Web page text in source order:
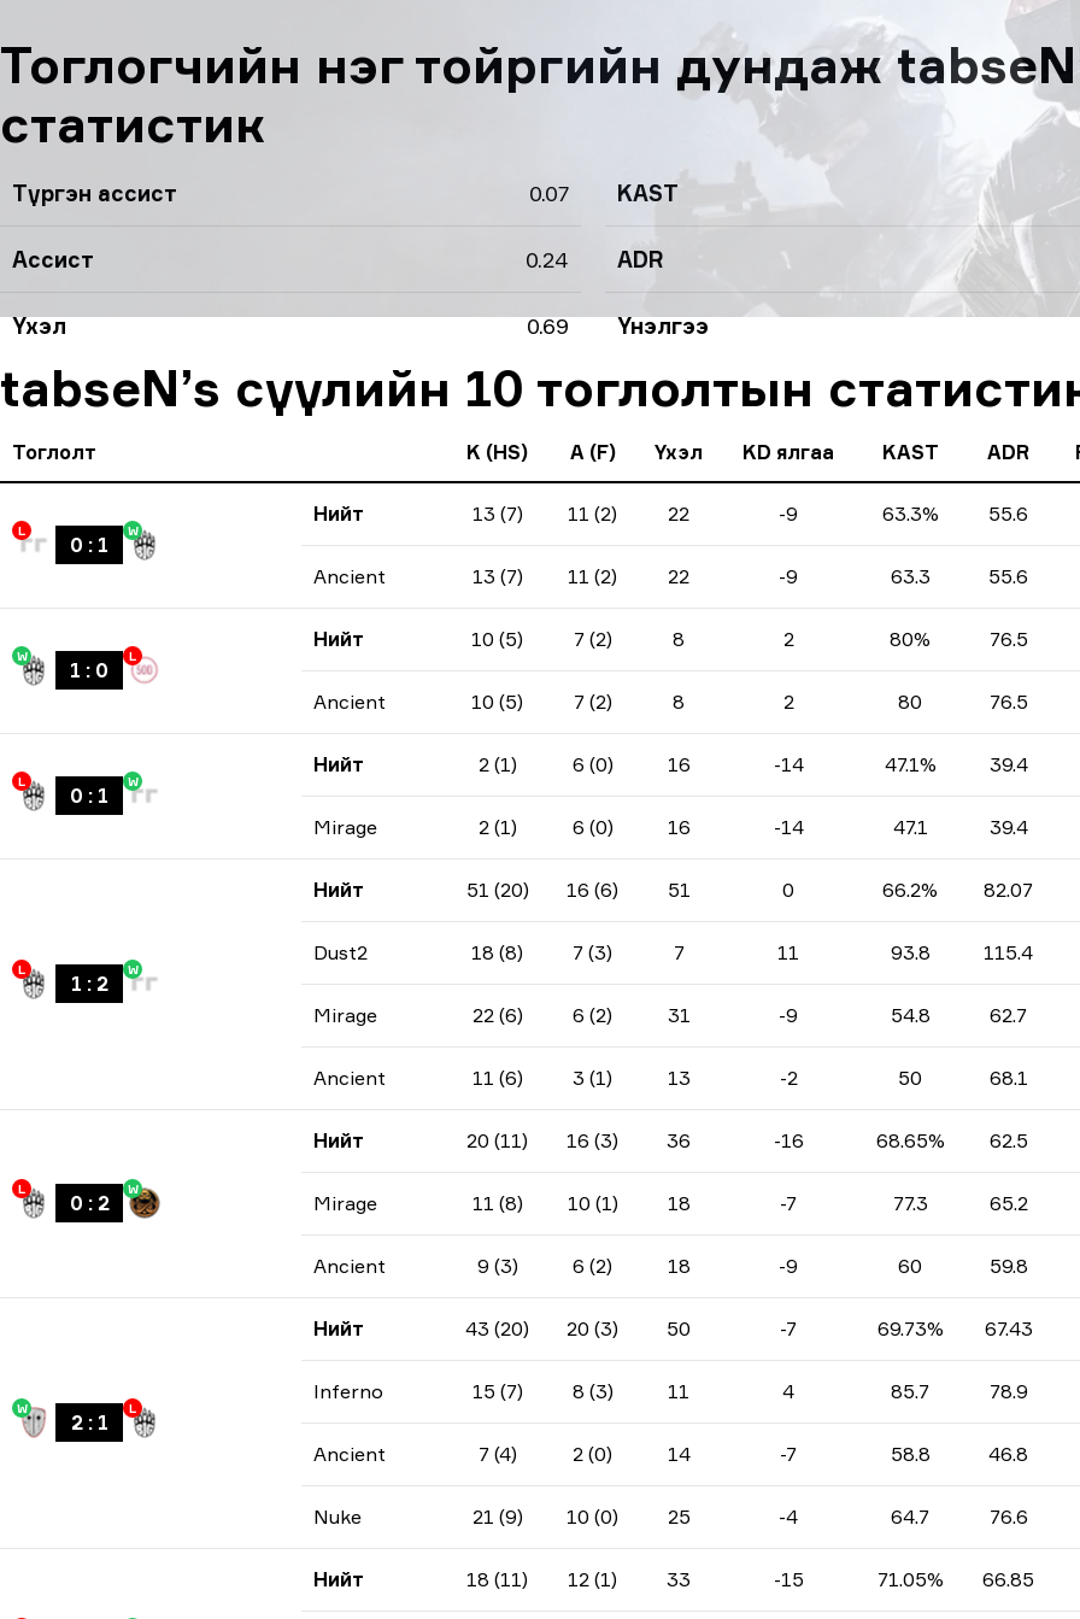
Тоглогчийн нэг тойргийн дундаж
статистик
Түргэн ассист 0.07 KAST
Ассист 0.24 ADR
Үхэл 0.69 Үнэлгээ
tabseN’s сүүлийн 10 тоглолтын
Тоглолт K (HS) A (F) Үхэл KD ялгаа KAST ADR
L
0 : 1
W
Нийт 13 (7) 11 (2) 22 -9 63.3% 55.6
Ancient 13 (7) 11 (2) 22 -9 63.3 55.6
W
1 : 0
L
Нийт 10 (5) 7 (2) 8 2 80% 76.5
Ancient 10 (5) 7 (2) 8 2 80 76.5
L
0 : 1
W
Нийт 2 (1) 6 (0) 16 -14 47.1% 39.4
Mirage 2 (1) 6 (0) 16 -14 47.1 39.4
L
1 : 2
W
Нийт 51 (20) 16 (6) 51 0 66.2% 82.07
Dust2 18 (8) 7 (3) 7 11 93.8 115.4
Mirage 22 (6) 6 (2) 31 -9 54.8 62.7
Ancient 11 (6) 3 (1) 13 -2 50 68.1
L
0 : 2
W
Нийт 20 (11) 16 (3) 36 -16 68.65% 62.5
Mirage 11 (8) 10 (1) 18 -7 77.3 65.2
Ancient 9 (3) 6 (2) 18 -9 60 59.8
W
2: 1
L
Нийт 43 (20) 20 (3) 50 -7 69.73% 67.43
Inferno 15 (7) 8 (3) 11 4 85.7 78.9
Ancient 7 (4) 2 (0) 14 -7 58.8 46.8
Nuke 21 (9) 10 (0) 25 -4 64.7 76.6
Нийт 18 (11) 12 (1) 33 -15 71.05% 66.85